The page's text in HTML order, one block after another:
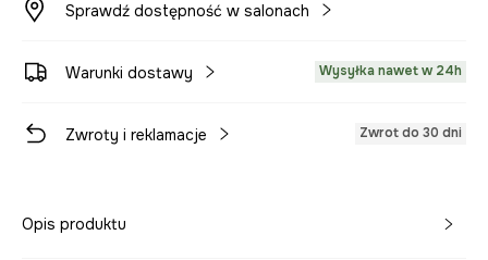
Sprawdź dostępność w salonach
Warunki dostawy Wysyłka nawet w 24h
Zwroty i reklamacje Zwrot do 30 dni
Opis produktu